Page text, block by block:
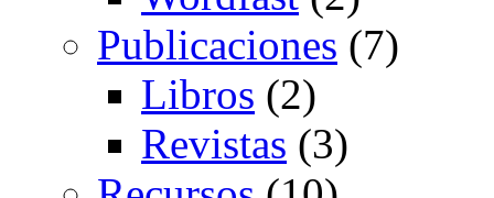
Publicaciones (7)
Libros (2)
Revistas (3)